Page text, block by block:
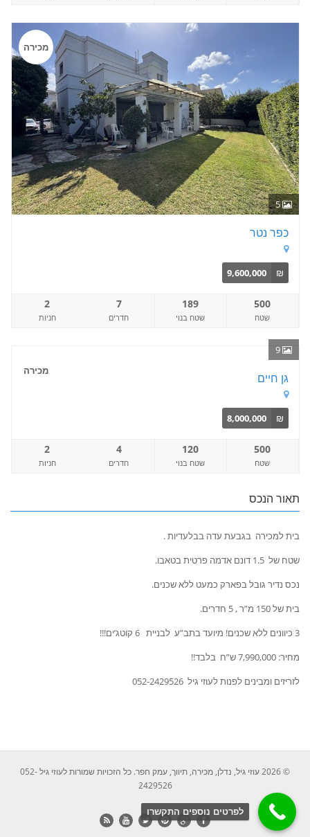
5
מכירה
כפר נטר
₪
9,600,000
500
שטח
189
שטח בנוי
7
חדרים
2
חניות
9
מכירה
גן חיים
₪
8,000,000
500
שטח
120
שטח בנוי
4
חדרים
2
חניות
תאור הנכס
בית למכירה בגבעת עדה בבלעדיות .
שטח של 1.5 דונם אדמה פרטית בטאבו.
נכס נדיר גובל בפארק כמעט ללא שכנים.
בית של 150 מ”ר , 5 חדרים.
3 כיוונים ללא שכנים! מיועד בתב”ע לבניית 6 קוטג’ים!!!
מחיר: 7,990,000 ש”ח בלבד!!
לזריזים ומבינים לפנות לעוזי גיל 052-2429526
© 2026 עוזי גיל, נדלן, מכירה, תיווך, עמק חפר. כל הזכויות שמורות לעוזי גיל 052-
2429526
לפרטים נוספים התקשרו